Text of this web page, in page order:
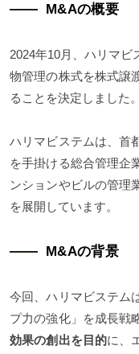
M&Aの概要
2024年10月、ハリマ
物管理の株式を株式譲
ることを決定しました。
ハリマビステムは、首
を手掛ける総合管理企
ンションやビルの管理
を展開しています。
M&Aの背景
今回、ハリマビステム
プ力の強化」を成長戦
効果の創出を目的に、